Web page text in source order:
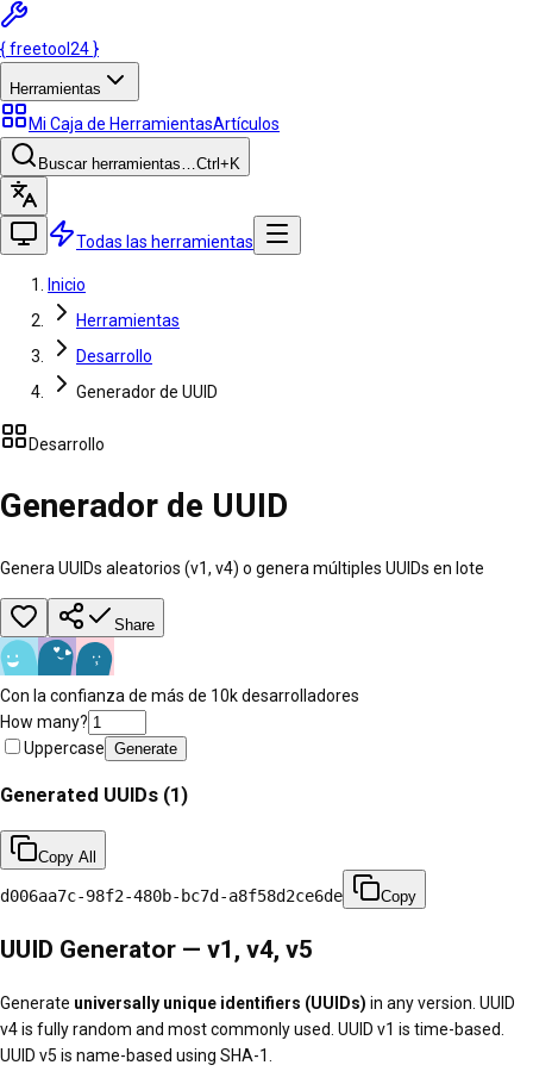
{freetool 24 }
Herramientas
Mi Caja de HerramientasArtículos
Buscar herramientas…Ctrl +K
Todas las herramientas
Inicio
Herramientas
Desarrollo
Generador de UUID
Desarrollo
Generador de UUID
Genera UUIDs aleatorios (v1, v4) o genera múltiples UUIDs en lote
Share
Con la confianza de más de 10k desarrolladores
How many?
Uppercase Generate
Generated UUIDs (1)
Copy All
d006aa7c-98f2-480b-bc7d-a8f58d2ce6de Copy
UUID Generator — v1, v4, v5
Generate universally unique identifiers (UUIDs) in any version. UUID
v4 is fully random and most commonly used. UUID v1 is time-based.
UUID v5 is name-based using SHA-1.